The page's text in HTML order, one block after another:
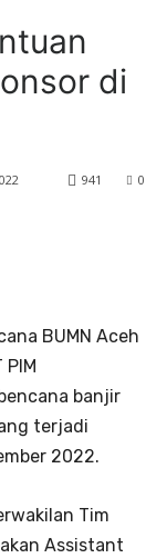
di
0
941
BUMN Aceh
banjir
terjadi
2022.
Tim
Assistant